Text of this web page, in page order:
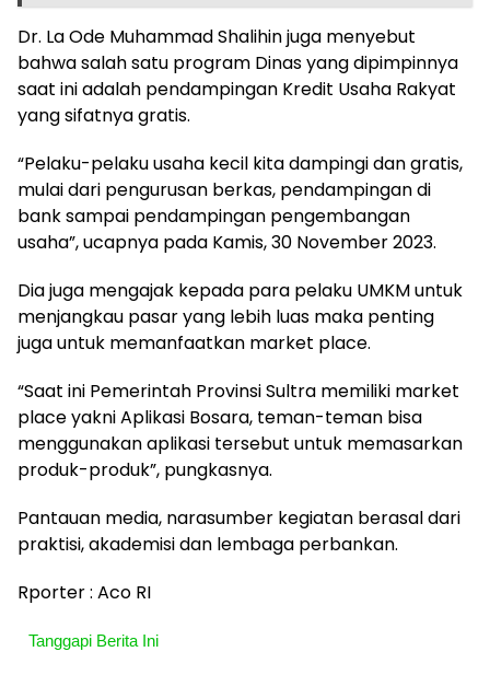
Dr. La Ode Muhammad Shalihin juga menyebut
bahwa salah satu program Dinas yang dipimpinnya
saat ini adalah pendampingan Kredit Usaha Rakyat
yang sifatnya gratis.
“Pelaku-pelaku usaha kecil kita dampingi dan gratis,
mulai dari pengurusan berkas, pendampingan di
bank sampai pendampingan pengembangan
usaha”, ucapnya pada Kamis, 30 November 2023.
Dia juga mengajak kepada para pelaku UMKM untuk
menjangkau pasar yang lebih luas maka penting
juga untuk memanfaatkan market place.
“Saat ini Pemerintah Provinsi Sultra memiliki market
place yakni Aplikasi Bosara, teman-teman bisa
menggunakan aplikasi tersebut untuk memasarkan
produk-produk”, pungkasnya.
Pantauan media, narasumber kegiatan berasal dari
praktisi, akademisi dan lembaga perbankan.
Rporter : Aco RI
Tanggapi Berita Ini